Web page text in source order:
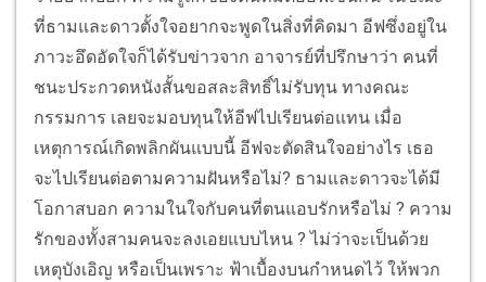
ที่ธามและดาวตั้งใจอยากจะพูดในสิ่งที่คิดมา อีฟซึ่งอยู่ใน
ภาวะอึดอัดใจก็ได้รับข่าวจาก อาจารย์ที่ปรึกษาว่า คนที่
ชนะประกวดหนังสั้นขอสละสิทธิ์ไม่รับทุน ทางคณะ
กรรมการ เลยจะมอบทุนให้อีฟไปเรียนต่อแทน เมื่อ
เหตุการณ์เกิดพลิกผันแบบนี้ อีฟจะตัดสินใจอย่างไร เธอ
จะไปเรียนต่อตามความฝันหรือไม่? ธามและดาวจะได้มี
โอกาสบอก ความในใจกับคนที่ตนแอบรักหรือไม่ ? ความ
รักของทั้งสามคนจะลงเอยแบบไหน ? ไม่ว่าจะเป็นด้วย
เหตุบังเอิญ หรือเป็นเพราะ ฟ้าเบื้องบนกำหนดไว้ ให้พวก